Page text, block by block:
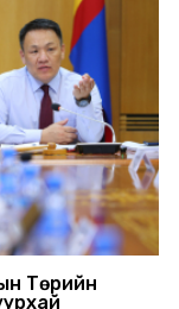
Төрийн